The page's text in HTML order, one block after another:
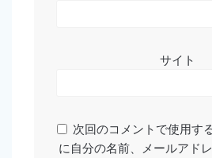
サイト
次回のコメントで使用す
に自分の名前、メールアド